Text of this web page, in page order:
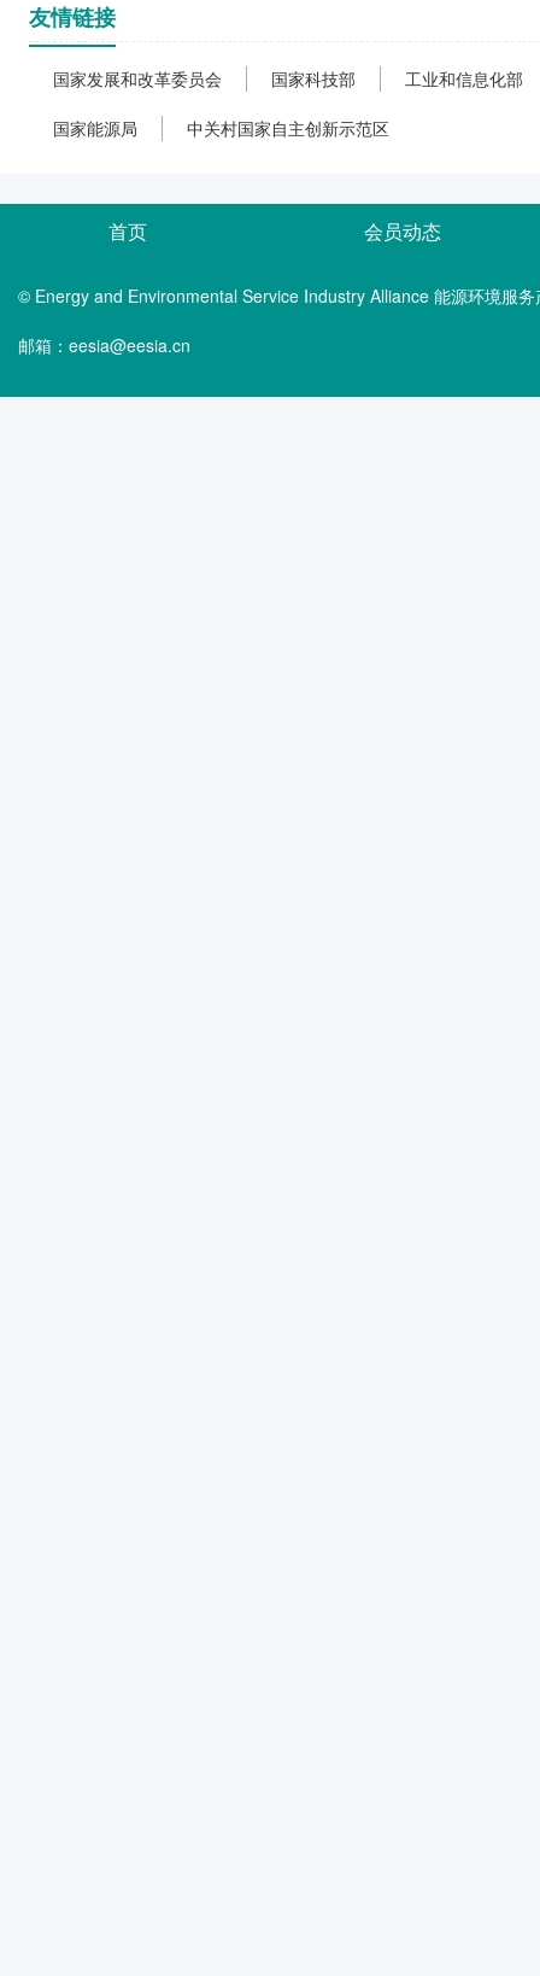
友情链接
国家发展和改革委员会 国家科技部 工业和信息化部
国家能源局 中关村国家自主创新示范区
首页 会员动态
© Energy and Environmental Service Industry Alliance 能源环境服
邮箱：eesia@eesia.cn